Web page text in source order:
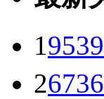
1
2